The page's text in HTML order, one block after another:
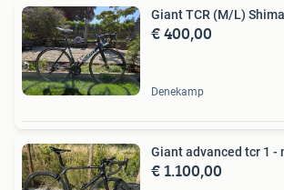
Giant TCR (M/L)
€ 400,00
Denekamp
Giant advanced tcr 1 -
€ 1.100,00